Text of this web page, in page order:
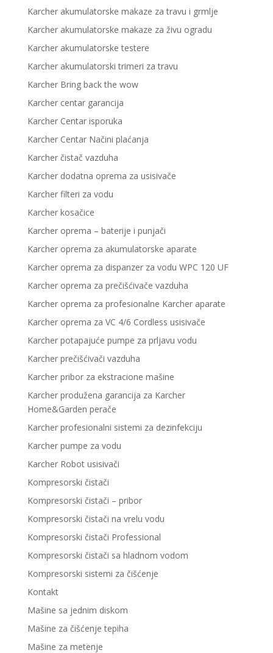
Karcher akumulatorske makaze za travu i grmlje
Karcher akumulatorske makaze za živu ogradu
Karcher akumulatorske testere
Karcher akumulatorski trimeri za travu
Karcher Bring back the wow
Karcher centar garancija
Karcher Centar isporuka
Karcher Centar Načini plaćanja
Karcher čistač vazduha
Karcher dodatna oprema za usisivače
Karcher filteri za vodu
Karcher kosačice
Karcher oprema – baterije i punjači
Karcher oprema za akumulatorske aparate
Karcher oprema za dispanzer za vodu WPC 120 UF
Karcher oprema za prečišćivače vazduha
Karcher oprema za profesionalne Karcher aparate
Karcher oprema za VC 4/6 Cordless usisivače
Karcher potapajuće pumpe za prljavu vodu
Karcher prečišćivači vazduha
Karcher pribor za ekstracione mašine
Karcher produžena garancija za Karcher
Home&Garden perače
Karcher profesionalni sistemi za dezinfekciju
Karcher pumpe za vodu
Karcher Robot usisivači
Kompresorski čistači
Kompresorski čistači – pribor
Kompresorski čistači na vrelu vodu
Kompresorski čistači Professional
Kompresorski čistači sa hladnom vodom
Kompresorski sistemi za čišćenje
Kontakt
Mašine sa jednim diskom
Mašine za čišćenje tepiha
Mašine za metenje